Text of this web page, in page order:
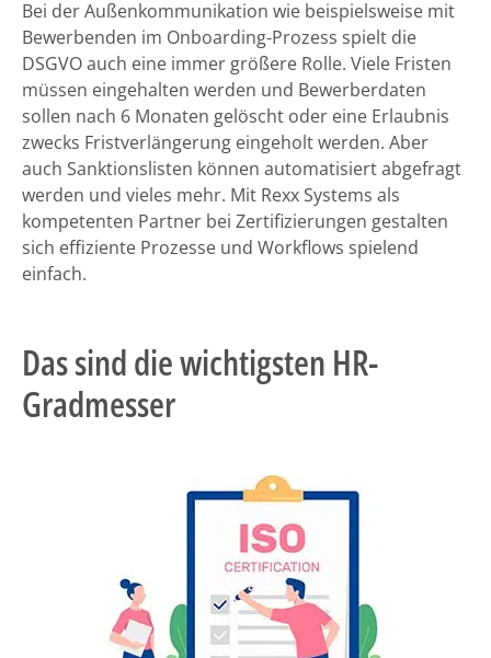
Bei der Außenkommunikation wie beispielsweise mit
Bewerbenden im Onboarding-Prozess spielt die
DSGVO auch eine immer größere Rolle. Viele Fristen
müssen eingehalten werden und Bewerberdaten
sollen nach 6 Monaten gelöscht oder eine Erlaubnis
zwecks Fristverlängerung eingeholt werden. Aber
auch Sanktionslisten können automatisiert abgefragt
werden und vieles mehr. Mit Rexx Systems als
kompetenten Partner bei Zertifizierungen gestalten
sich effiziente Prozesse und Workflows spielend
einfach.
Das sind die wichtigsten HR-
Gradmesser